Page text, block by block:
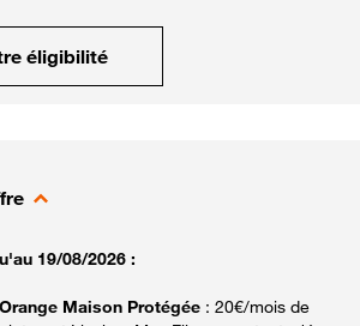
éligibilité
19/08/2026 :
Maison Protégée : 20€/mois de